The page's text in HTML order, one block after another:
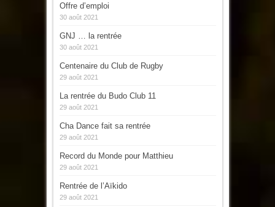
Offre d’emploi
30 août 2021
GNJ … la rentrée
30 août 2021
Centenaire du Club de Rugby
29 août 2021
La rentrée du Budo Club 11
29 août 2021
Cha Dance fait sa rentrée
29 août 2021
Record du Monde pour Matthieu
29 août 2021
Rentrée de l’Aïkido
29 août 2021